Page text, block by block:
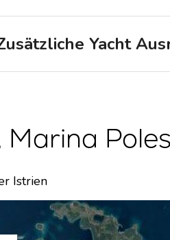
Yacht
Marina
Istrien